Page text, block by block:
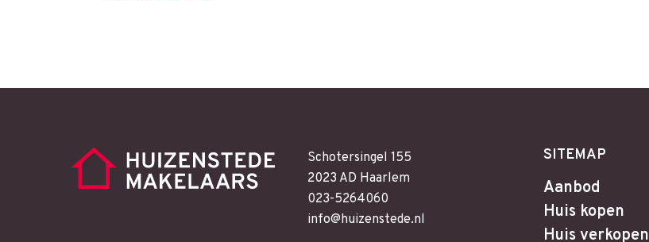
Schotersingel 155
2023 AD Haarlem
023-5264060
info@huizenstede.nl
SITEMAP
Aanbod
Huis kopen
Huis verkopen